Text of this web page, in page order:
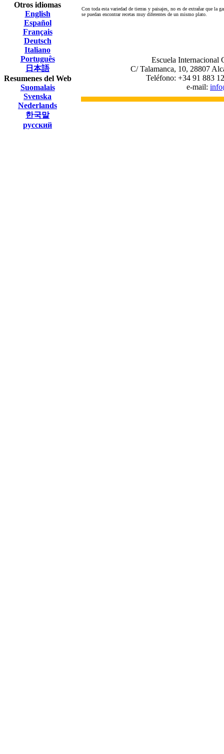
Otros idiomas
English
Español
Français
Deutsch
Italiano
Português
日本語
Resumenes del Web
Suomalais
Svenska
Nederlands
한국말
русский
Con toda esta variedad de tierras y paisajes, no es de extrañar que la
se puedan encontrar recetas muy diferentes de un mismo plato.
Escuela Internacional
C/ Talamanca, 10, 28807
Teléfono: +34 91 883
e-mail: